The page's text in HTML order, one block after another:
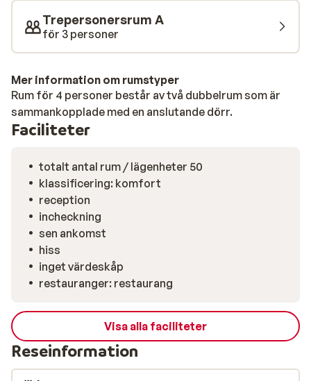
Trepersonersrum A
för 3 personer
Mer information om rumstyper
Rum för 4 personer består av två dubbelrum som är
sammankopplade med en anslutande dörr.
Faciliteter
totalt antal rum / lägenheter 50
klassificering: komfort
reception
incheckning
sen ankomst
hiss
inget värdeskåp
restauranger: restaurang
Visa alla faciliteter
Reseinformation